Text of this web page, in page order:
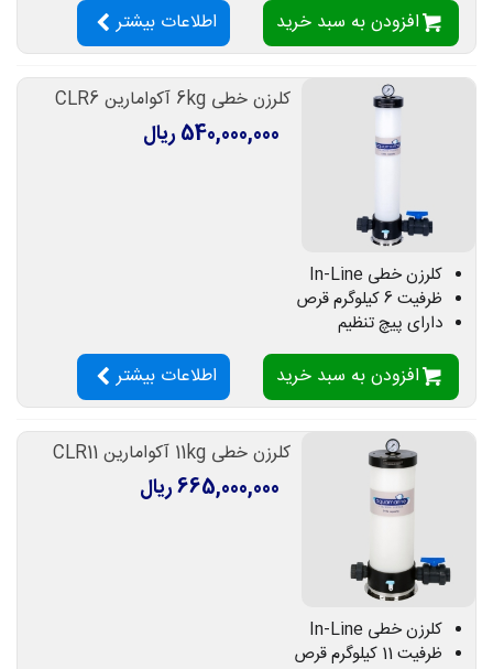
افزودن به سبد خرید اطلاعات بیشتر
کلرزن خطی 6kg آکوامارین CLR6
540,000,000 ریال
کلرزن خطی In-Line
ظرفیت 6 کیلوگرم قرص
دارای پیچ تنظیم
افزودن به سبد خرید اطلاعات بیشتر
کلرزن خطی 11kg آکوامارین CLR11
665,000,000 ریال
کلرزن خطی In-Line
ظرفیت 11 کیلوگرم قرص